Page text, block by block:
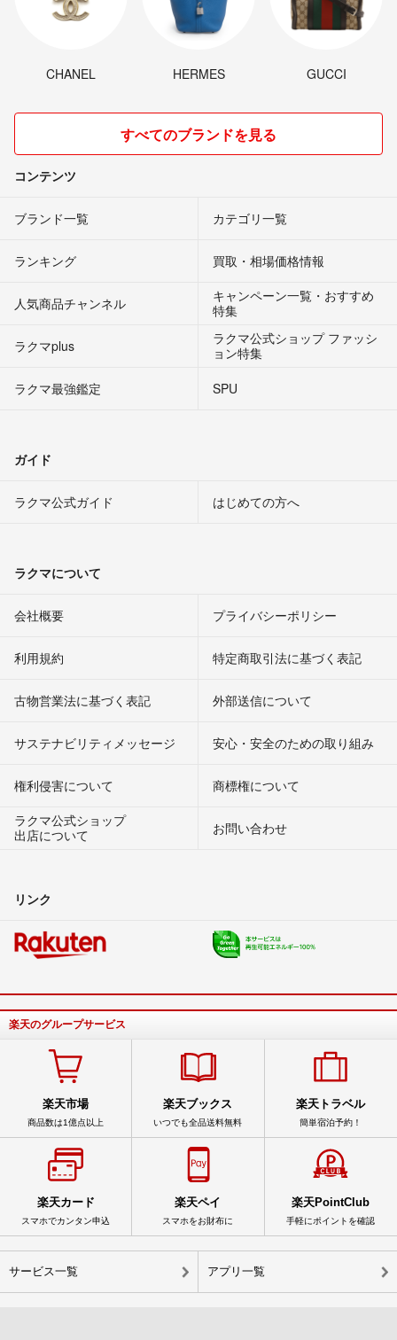
CHANEL HERMES GUCCI
すべてのブランドを見る
コンテンツ
ブランド一覧 カテゴリ一覧
ランキング 買取・相場価格情報
人気商品チャンネル
キャンペーン一覧・おすすめ
特集
ラクマplus
ラクマ公式ショップ ファッシ
ョン特集
ラクマ最強鑑定
SPU
ガイド
ラクマ公式ガイド はじめての方へ
ラクマについて
会社概要 プライバシーポリシー
利用規約 特定商取引法に基づく表記
古物営業法に基づく表記 外部送信について
サステナビリティメッセージ 安心・安全のための取り組み
権利侵害について
商標権について
ラクマ公式ショップ
出店について
お問い合わせ
リンク
楽天のグループサービス
楽天市場
商品数は1億点以上
楽天ブックス
いつでも全品送料無料
楽天トラベル
簡単宿泊予約！
楽天カード
スマホでカンタン申込
楽天ペイ
スマホをお財布に
楽天PointClub
手軽にポイントを確認
サービス一覧 アプリ一覧